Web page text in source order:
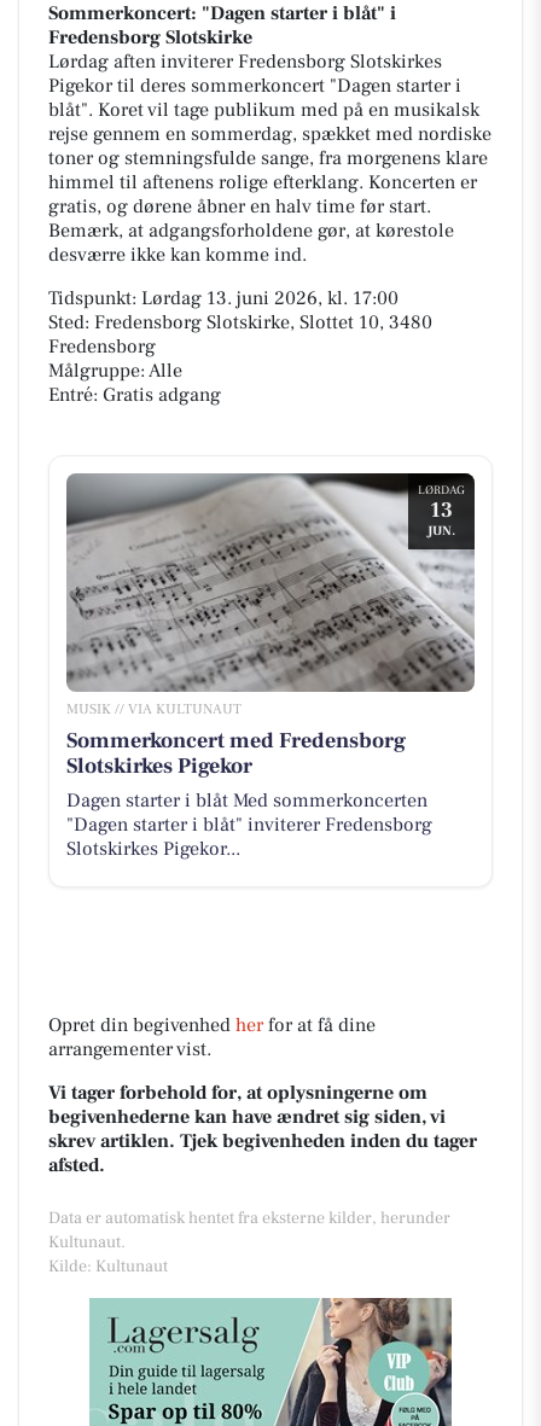
Sommerkoncert: "Dagen starter i blåt" i
Fredensborg Slotskirke
Lørdag aften inviterer Fredensborg Slotskirkes
Pigekor til deres sommerkoncert "Dagen starter i
blåt". Koret vil tage publikum med på en musikalsk
rejse gennem en sommerdag, spækket med nordiske
toner og stemningsfulde sange, fra morgenens klare
himmel til aftenens rolige efterklang. Koncerten er
gratis, og dørene åbner en halv time før start.
Bemærk, at adgangsforholdene gør, at kørestole
desværre ikke kan komme ind.
Tidspunkt: Lørdag 13. juni 2026, kl. 17:00
Sted: Fredensborg Slotskirke, Slottet 10, 3480
Fredensborg
Målgruppe: Alle
Entré: Gratis adgang
LØRDAG
13
JUN.
MUSIK // VIA KULTUNAUT
Sommerkoncert med Fredensborg
Slotskirkes Pigekor
Dagen starter i blåt Med sommerkoncerten
"Dagen starter i blåt" inviterer Fredensborg
Slotskirkes Pigekor...
Opret din begivenhed herfor at få dine
arrangementer vist.
Vi tager forbehold for, at oplysningerne om
begivenhederne kan have ændret sig siden, vi
skrev artiklen. Tjek begivenheden inden du tager
afsted.
Data er automatisk hentet fra eksterne kilder, herunder
Kultunaut.
Kilde: Kultunaut